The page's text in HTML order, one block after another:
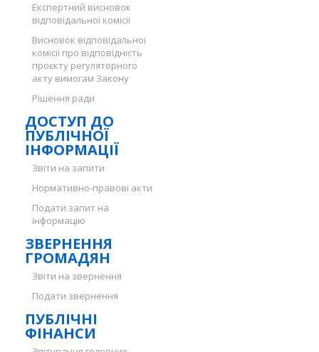
Експертний висновок
відповідальної комісії
Висновок відповідальної
комісії про відповідність
проєкту регуляторного
акту вимогам Закону
Рішення ради
ДОСТУП ДО
ПУБЛІЧНОЇ
ІНФОРМАЦІЇ
Звіти на запити
Нормативно-правові акти
Подати запит на
інформацію
ЗВЕРНЕННЯ
ГРОМАДЯН
Звіти на звернення
Подати звернення
ПУБЛІЧНІ
ФІНАНСИ